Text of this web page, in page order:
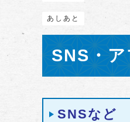
あしあと
SNS・
メインメニ
SNSなど